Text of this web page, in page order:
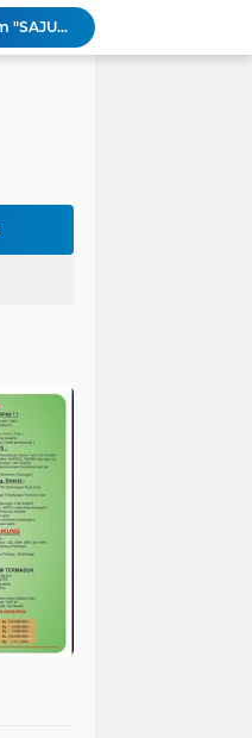
Tingkatkan PAD, UPTD PPD Kota Pariaman Luncurkan Program "SAJUMPA"
Pemkab Perkuat Komitmen Dalam Kehidupan Masyarakat Yang Harmonis